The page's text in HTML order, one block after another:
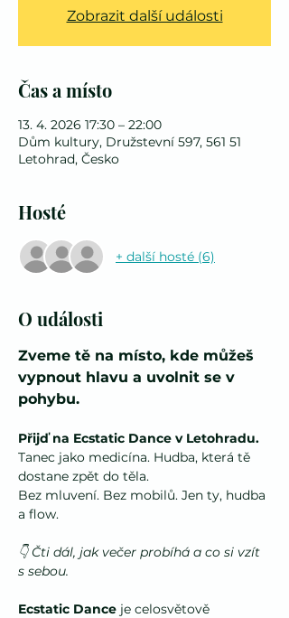
Zobrazit další události
Čas a místo
13. 4. 2026 17:30 – 22:00
Dům kultury, Družstevní 597, 561 51
Letohrad, Česko
Hosté
+ další hosté (6)
O události
Zveme tě na místo, kde můžeš
vypnout hlavu a uvolnit se v
pohybu.
Přijď na Ecstatic Dance v Letohradu.
Tanec jako medicína. Hudba, která tě
dostane zpět do těla.
Bez mluvení. Bez mobilů. Jen ty, hudba
a flow.
👇 Čti dál, jak večer probíhá a co si vzít
s sebou.
Ecstatic Dance je celosvětově